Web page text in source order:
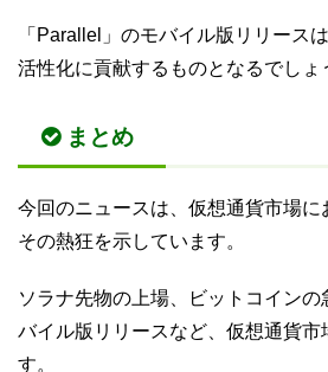
「Parallel」のモバイル版リリース
活性化に貢献するものとなるでしょ
まとめ
今回のニュースは、仮想通貨市場に
その熱狂を示しています。
ソラナ先物の上場、ビットコイン
バイル版リリースなど、仮想通貨市
す。